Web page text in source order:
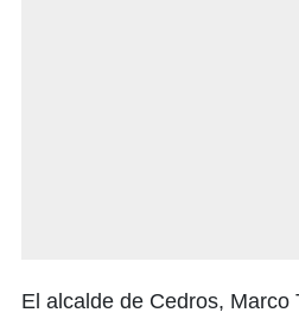
El alcalde de Cedros, Marco